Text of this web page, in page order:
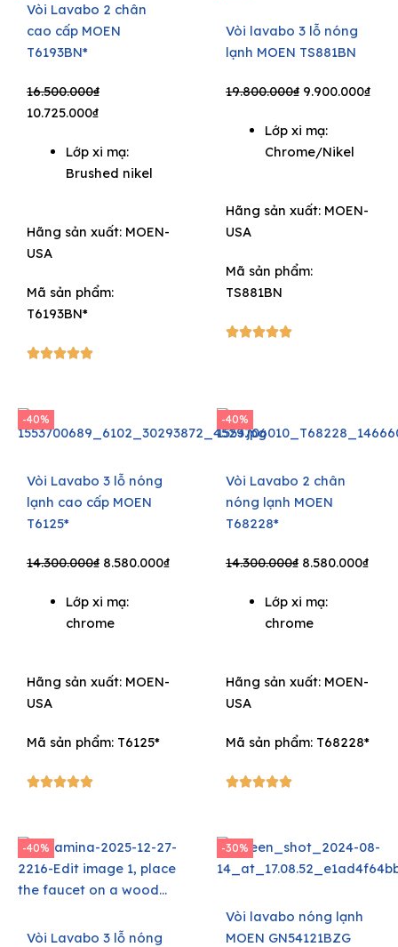
Vòi Lavabo 2 chân
cao cấp MOEN
T6193BN*
16.500.000₫
Original
price
16.500.000₫.
10.725.000₫
Current
price
10.725.000₫.
Lớp xi mạ:
Brushed nikel
Hãng sản xuất: MOEN-
USA
Mã sản phẩm:
T6193BN*
5/5
Vòi lavabo 3 lỗ nóng
lạnh MOEN TS881BN
19.800.000₫ Original
was:
19.800.000₫.
9.900.000₫
Lớp xi mạ:
Chrome/Nikel
Hãng sản xuất: MOEN-
USA
Mã sản phẩm:
TS881BN
5/5
-40%
Vòi Lavabo 3 lỗ nóng
lạnh cao cấp MOEN
T6125*
14.300.000₫ Original
was:
14.300.000₫.
8.580.000₫Current
Lớp xi mạ:
chrome
Hãng sản xuất: MOEN-
USA
Mã sản phẩm: T6125*
5/5
-40%
Vòi Lavabo 2 chân
nóng lạnh MOEN
T68228*
14.300.000₫ Original
was:
14.300.000₫.
8.580.000₫
Lớp xi mạ:
chrome
Hãng sản xuất: MOEN-
USA
Mã sản phẩm: T68228*
5/5
-40%
Vòi Lavabo 3 lỗ nóng
-30%
Vòi lavabo nóng lạnh
MOEN GN54121BZG